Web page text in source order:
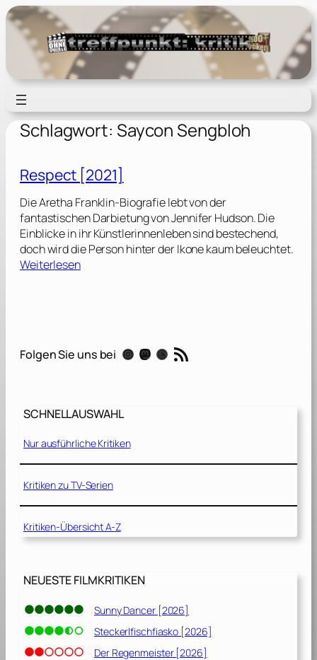
Zum
Inhalt
springen
Schlagwort: Saycon Sengbloh
Respect [2021]
Die Aretha Franklin-Biografie lebt von der
fantastischen Darbietung von Jennifer Hudson. Die
Einblicke in ihr Künstlerinnenleben sind bestechend,
doch wird die Person hinter der Ikone kaum beleuchtet.
Weiterlesen:
c
0
1
]
Folgen Sie uns bei Instagram Mastodon Threads RSS-Feed
SCHNELLAUSWAHL
Nur ausführliche Kritiken
Kritiken zu TV-Serien
Kritiken-Übersicht A-Z
NEUESTE FILMKRITIKEN
Sunny Dancer [2026]
Steckerlfischfiasko [2026]
Der Regenmeister [2026]